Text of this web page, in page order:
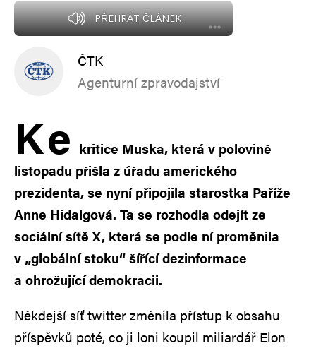
PŘEHRÁT ČLÁNEK
ČTK
Agenturní zpravodajství
Ke kritice Muska, která v polovině
listopadu přišla z úřadu amerického
prezidenta, se nyní připojila starostka Paříže
Anne Hidalgová. Ta se rozhodla odejít ze
sociální sítě X, která se podle ní proměnila
v „globální stoku“ šířící dezinformace
a ohrožující demokracii.
Někdejší síť twitter změnila přístup k obsahu
příspěvků poté, co ji loni koupil miliardář Elon